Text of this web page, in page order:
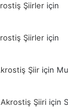
Şiirler için
Şiirler için
Şiir için
Şiiri için